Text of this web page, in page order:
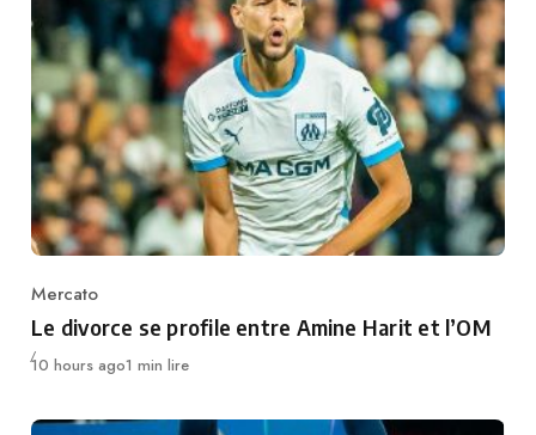
Category
Mercato
Le divorce se profile entre Amine Harit et l’OM
Publié
10 hours ago1 min lire